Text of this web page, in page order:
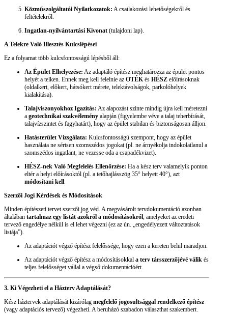
Közműszolgáltatói Nyilatkozatok: A csatlakozási lehetőségekről és
feltételekről.
Ingatlan-nyilvántartási Kivonat (tulajdoni lap).
A Telekre Való Illesztés Kulcslépései
Ez a folyamat több kulcsfontosságú lépésből áll:
Az Épület Elhelyezése: Az adaptáló építész meghatározza az épület pontos
helyét a telken. Ennek meg kell felelnie az OTÉKés HÉSZ előírásoknak
(oldalkert, előkert, hátsókert mérete, telektávolságok, parkolóhelyek
kialakítása).
Talajviszonyokhoz Igazítás: Az alapozást szinte mindig újra kell méretezni
a geotechnikai szakvélemény alapján (figyelembe véve a talaj teherbírását,
talajvízszintet és fagyhatárt), hogy az épület stabilan és biztonságosan álljon.
Hatásterület Vizsgálata: Kulcsfontosságú szempont, hogy az épület
használata ne sértsen szomszédos jogokat (pl. ne árnyékolja indokolatlanul a
szomszédos ingatlant, ne vezesse oda a csapadékvizet).
HÉSZ-nek Való Megfelelés Ellenőrzése: Ha a kész terv valamelyik ponton
eltér a helyi előírásoktól (pl. a tetőhajlásszög 35° helyett 40°), azt
módosítani kell.
Szerzői Jogi Kérdések és Módosítások
Minden építészeti tervet szerzői jog véd. A megvásárolt tervdokumentáció azonban
általában tartalmaz egy listát azokról a módosításokról, amelyeket az eredeti
tervező engedélye nélkül is el lehet végezni (ez az ún. „engedélyezett változtatások
listája”).
Az adaptációt végző építész felelőssége, hogy ezen a kereten belül maradjon.
Az adaptációt végző építész a módosításokkal a terv társszerzőjévé válik és
teljes felelősséget vállal a végső dokumentációért.
3. Ki Végezheti el a Házterv Adaptálását?
Kész háztervek adaptálását kizárólag megfelelő jogosultsággal rendelkező építész
(vagy adaptációs tervező) végezheti. A beruházó szabadon választhat szakembert.